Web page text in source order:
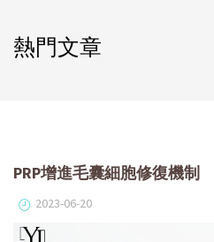
熱門文章
PRP增進毛囊細胞修復機制
2023-06-20